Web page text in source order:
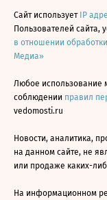
Сайт использует IP
Пользователей сайта,
в отношении
Медиа»
Любое использование
соблюдении правил
vedomosti.ru
Новости, аналитика,
на данном сайте, не
или продаже каких-
На информационном